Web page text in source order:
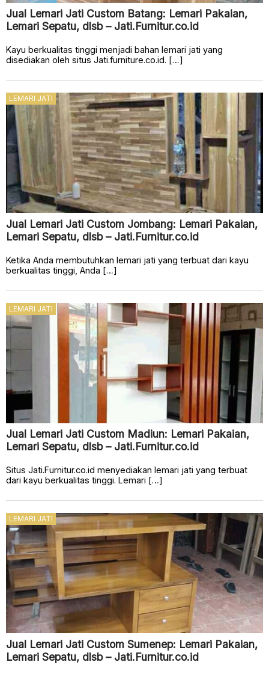
Jual Lemari Jati Custom Batang: Lemari Pakaian,
Lemari Sepatu, dlsb – Jati.Furnitur.co.id
Kayu berkualitas tinggi menjadi bahan lemari jati yang
disediakan oleh situs Jati.furniture.co.id. […]
LEMARI JATI
Jual Lemari Jati Custom Jombang: Lemari Pakaian,
Lemari Sepatu, dlsb – Jati.Furnitur.co.id
Ketika Anda membutuhkan lemari jati yang terbuat dari kayu
berkualitas tinggi, Anda […]
LEMARI JATI
Jual Lemari Jati Custom Madiun: Lemari Pakaian,
Lemari Sepatu, dlsb – Jati.Furnitur.co.id
Situs Jati.Furnitur.co.id menyediakan lemari jati yang terbuat
dari kayu berkualitas tinggi. Lemari […]
LEMARI JATI
Jual Lemari Jati Custom Sumenep: Lemari Pakaian,
Lemari Sepatu, dlsb – Jati.Furnitur.co.id